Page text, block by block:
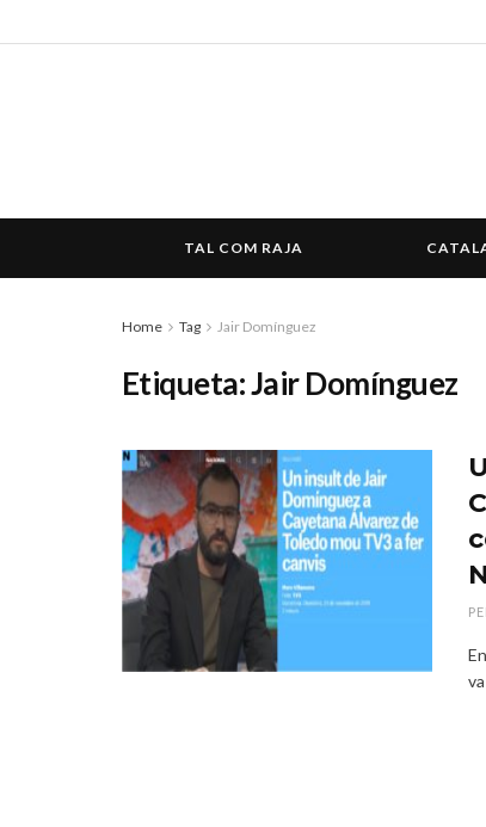
TAL COM RAJA
Home Tag Jair Domínguez
Etiqueta:Jair Domínguez